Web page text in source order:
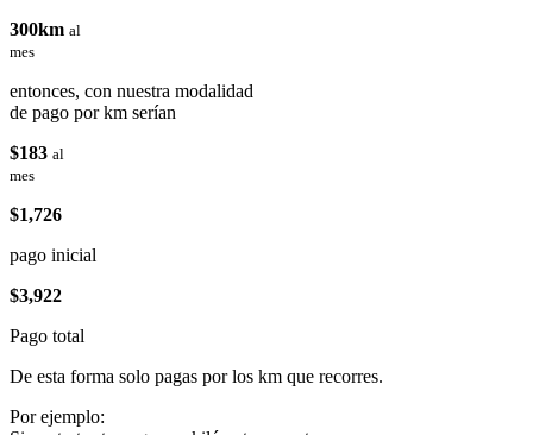
300km al
mes
entonces, con nuestra modalidad
de pago por km serían
$183 al
mes
$1,726
pago inicial
$3,922
Pago total
De esta forma solo pagas por los km que recorres.
Por ejemplo: